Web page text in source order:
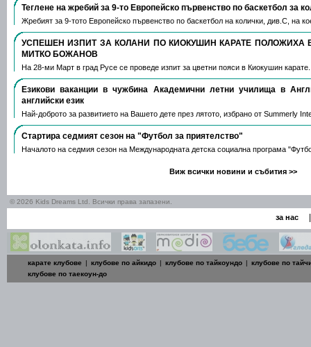
Теглене на жребий за 9-то Европейско първенство по баскетбол за
Жребият за 9-тото Европейско първенство по баскетбол на колички, див.С, на
УСПЕШЕН ИЗПИТ ЗА КОЛАНИ ПО КИОКУШИН КАРАТЕ ПОЛОЖИХА
МИТКО БОЖАНОВ
На 28-ми Март в град Русе се проведе изпит за цветни пояси в Киокушин
Езикови ваканции​ в чужбина Академични летни училища в
английски език
Най-доброто за развитието на Вашето дете през лятото, избрано от Summerly
Стартира седмият сезон на "Футбол за приятелство"
Началото на седмия сезон на Международната детска социална програма
Виж всички новини и събития >>
© 2026 Kids Dreams Ltd. Всички права запазени.
за нас |
карате клубове | клубове по айкидо | клубове по тайкоундо | клубове по
клубове по таекоун-до